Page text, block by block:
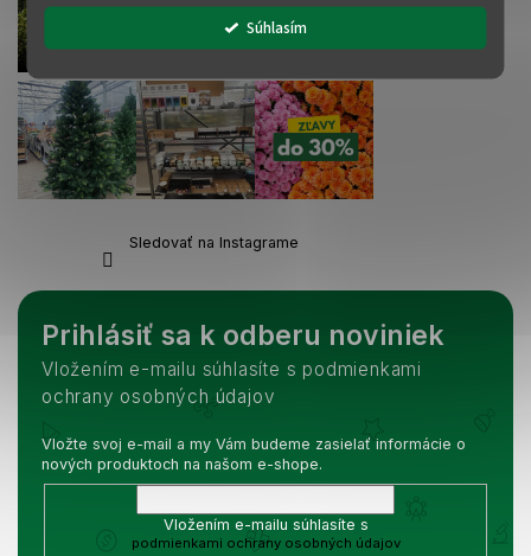
Súhlasím
Sledovať na Instagrame
Prihlásiť sa k odberu noviniek
Vložením e-mailu súhlasíte s podmienkami
ochrany osobných údajov
Vložte svoj e-mail a my Vám budeme zasielať informácie o
nových produktoch na našom e-shope.
Vložením e-mailu súhlasíte s
podmienkami ochrany osobných údajov